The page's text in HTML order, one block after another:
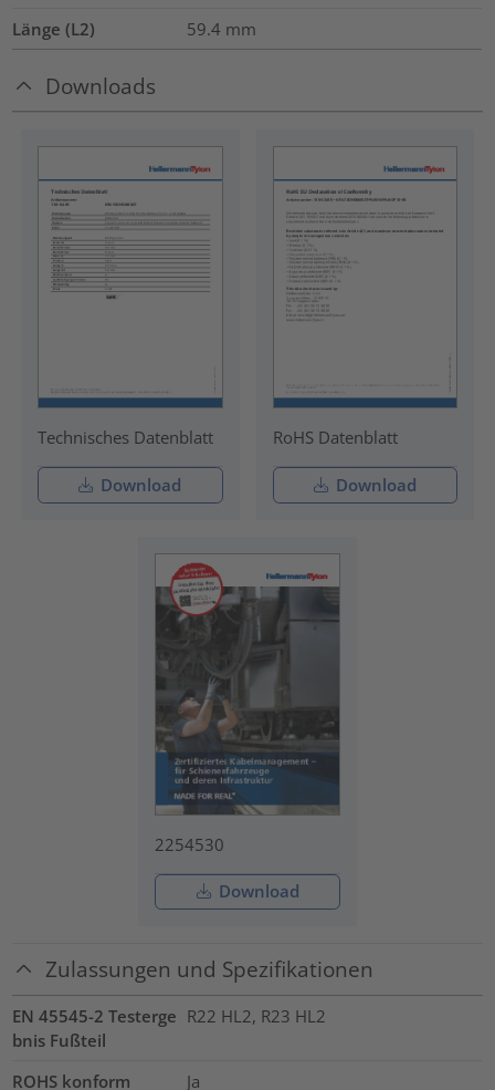
Länge (L2)
59.4 mm
Downloads
Technisches Datenblatt
Download
RoHS Datenblatt
Download
2254530
Download
Zulassungen und Spezifikationen
EN 45545-2 Testerge
bnis Fußteil
R22 HL2, R23 HL2
ROHS konform Ja